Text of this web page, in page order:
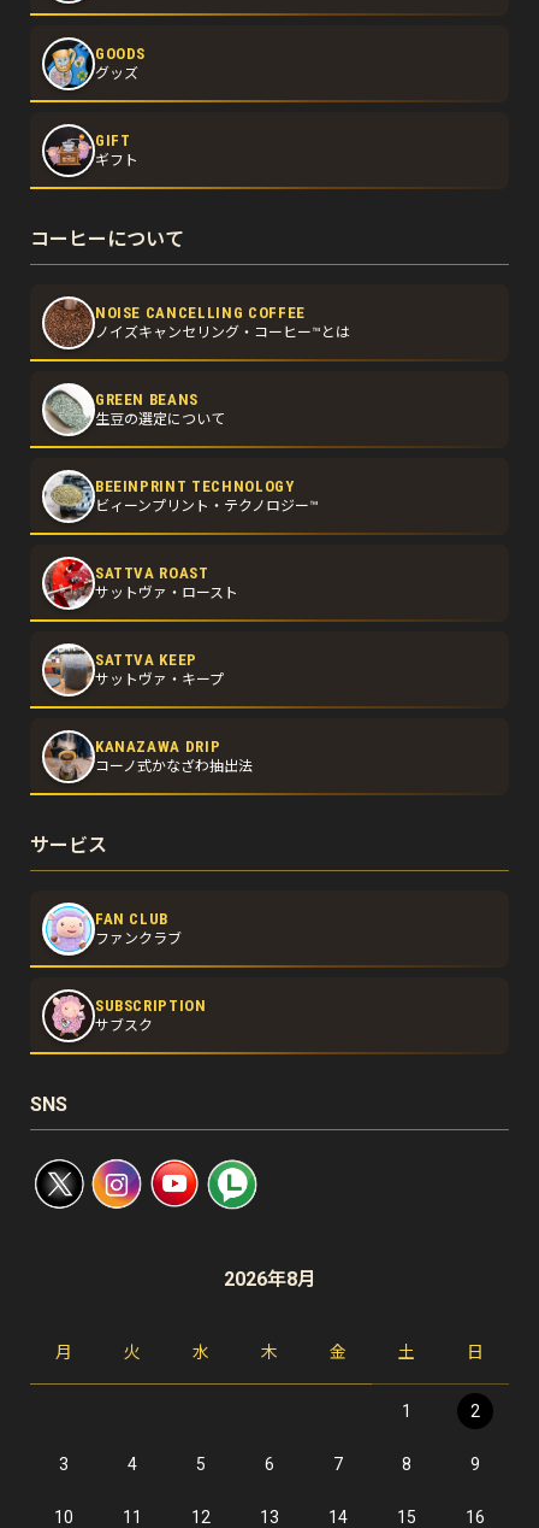
GOODS
グッズ
GIFT
ギフト
コーヒーについて
NOISE CANCELLING COFFEE
ノイズキャンセリング・コーヒー™とは
GREEN BEANS
生豆の選定について
BEEINPRINT TECHNOLOGY
ビィーンプリント・テクノロジー™
SATTVA ROAST
サットヴァ・ロースト
SATTVA KEEP
サットヴァ・キープ
KANAZAWA DRIP
コーノ式かなざわ抽出法
サービス
FAN CLUB
ファンクラブ
SUBSCRIPTION
サブスク
SNS
2026年8月
月 火 水 木 金 土 日
1 2
3 4 5 6 7 8 9
10 11 12 13 14 15 16